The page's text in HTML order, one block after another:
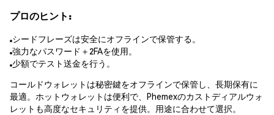
プロのヒント:
シードフレーズは安全にオフラインで保管する。
強力なパスワード＋2FAを使用。
少額でテスト送金を行う。
コールドウォレットは秘密鍵をオフラインで保管し、長期保有に
最適。ホットウォレットは便利で、Phemexのカストディアルウォ
レットも高度なセキュリティを提供。用途に合わせて選択。